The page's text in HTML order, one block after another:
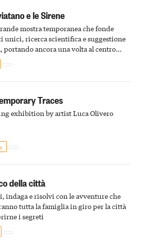
e le Sirene
mostra temporanea che fonde
unici, ricerca scientifica e suggestione
portando ancora una volta al centro
le meraviglie del passato astigiano
Traces
exhibition by artist Luca Olivero
della città
indaga e risolvi con le avventure che
tutta la famiglia in giro per la città
i segreti